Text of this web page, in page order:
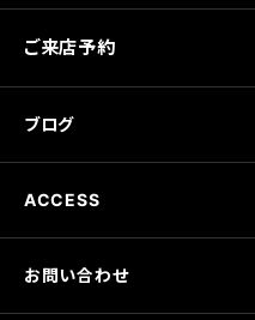
ご来店予約
ブログ
ACCESS
お問い合わせ